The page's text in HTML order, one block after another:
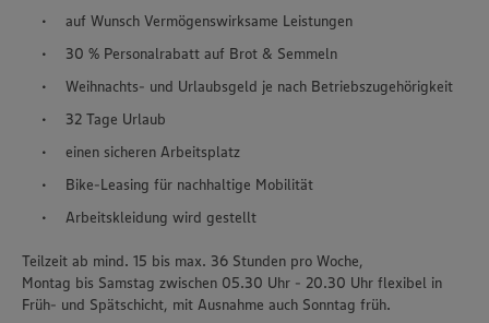
auf Wunsch Vermögenswirksame Leistungen
30 % Personalrabatt auf Brot & Semmeln
Weihnachts- und Urlaubsgeld je nach Betriebszugehörigkeit
32 Tage Urlaub
einen sicheren Arbeitsplatz
Bike-Leasing für nachhaltige Mobilität
Arbeitskleidung wird gestellt
Teilzeit ab mind. 15 bis max. 36 Stunden pro Woche,
Montag bis Samstag zwischen 05.30 Uhr - 20.30 Uhr flexibel in
Früh- und Spätschicht, mit Ausnahme auch Sonntag früh.